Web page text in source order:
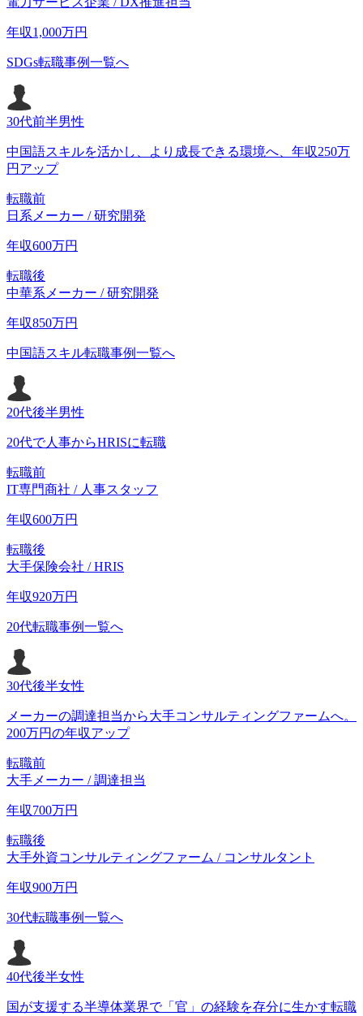
年収1,000万円
SDGs転職事例一覧へ
30代前半男性
中国語スキルを活かし、より成長できる環境へ、年収250万
円アップ
転職前
日系メーカー / 研究開発
年収600万円
転職後
中華系メーカー / 研究開発
年収850万円
中国語スキル転職事例一覧へ
20代後半男性
20代で人事からHRISに転職
転職前
IT専門商社 / 人事スタッフ
年収600万円
転職後
大手保険会社 / HRIS
年収920万円
20代転職事例一覧へ
30代後半女性
メーカーの調達担当から大手コンサルティングファームへ。
200万円の年収アップ
転職前
大手メーカー / 調達担当
年収700万円
転職後
大手外資コンサルティングファーム / コンサルタント
年収900万円
30代転職事例一覧へ
40代後半女性
国が支援する半導体業界で「官」の経験を存分に生かす転職